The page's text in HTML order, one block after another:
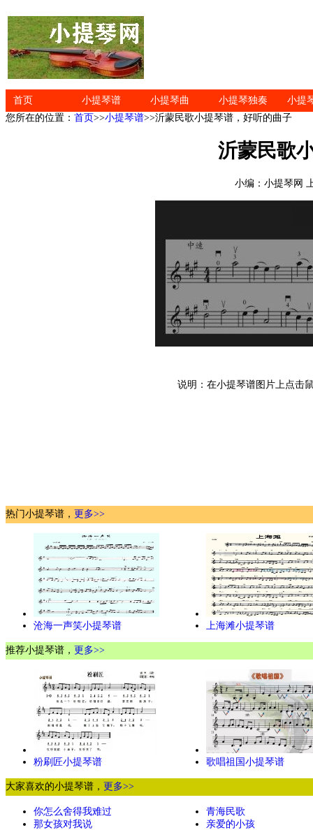
首页 小提琴谱 小提琴曲 小提琴独奏
小提
您所在的位置： 首页>>小提琴谱>>沂蒙民歌小提琴谱，好听的曲子
沂蒙民歌
小编：小提琴网
说明：在小提琴谱图片上点击
热门小提琴谱， 更多>>
沧海一声笑小提琴谱 上海滩小提琴谱
推荐小提琴谱， 更多>>
粉刷匠小提琴谱 歌唱祖国小提琴谱
大家喜欢的小提琴谱， 更多>>
你怎么舍得我难过
那女孩对我说
青海民歌
亲爱的小孩